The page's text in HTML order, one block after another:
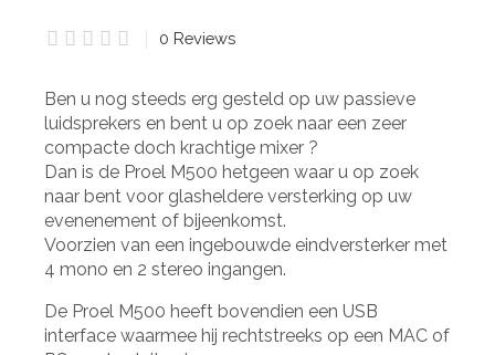
0 Star 0 Reviews
Ben u nog steeds erg gesteld op uw passieve
luidsprekers en bent u op zoek naar een zeer
compacte doch krachtige mixer ?
Dan is de Proel M500 hetgeen waar u op zoek
naar bent voor glasheldere versterking op uw
evenenement of bijeenkomst.
Voorzien van een ingebouwde eindversterker met
4 mono en 2 stereo ingangen.
De Proel M500 heeft bovendien een USB
interface waarmee hij rechtstreeks op een MAC of